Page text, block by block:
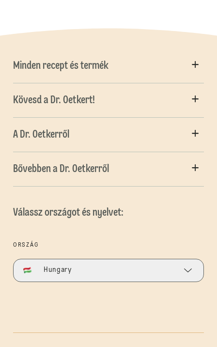
Minden recept és termék
Kövesd a Dr. Oetkert!
A Dr. Oetkerről
Bővebben a Dr. Oetkerről
Válassz országot és nyelvet:
ORSZÁG
Hungary